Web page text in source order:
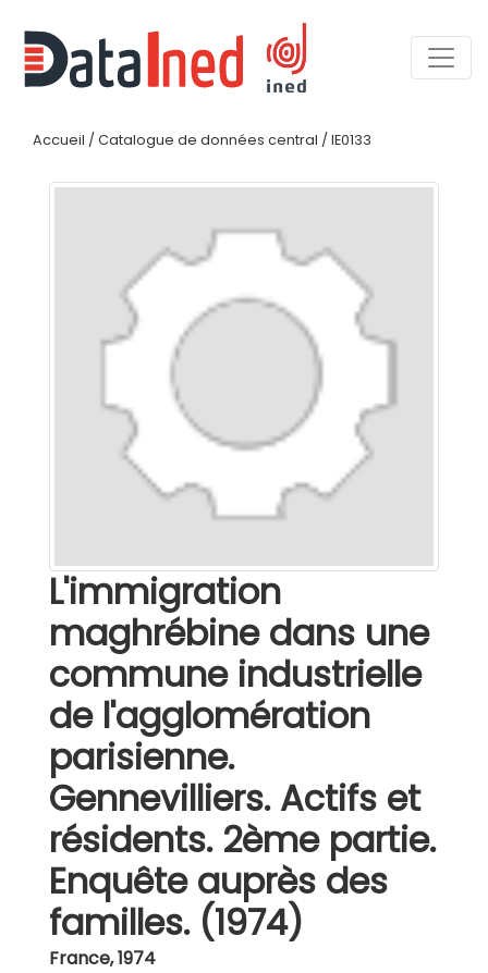
Accueil / Catalogue de données central / IE0133
L'immigration
maghrébine dans une
commune industrielle
de l'agglomération
parisienne.
Gennevilliers. Actifs et
résidents. 2ème partie.
Enquête auprès des
familles. (1974)
France,1974